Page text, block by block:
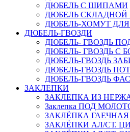
ДЮБЕЛЬ С ШИПАМИ
ДЮБЕЛЬ
ДЮБЕЛЬ-ХОМУТ
ДЮБЕЛЬ-ГВОЗДИ
ДЮБЕЛЬ- ГВОЗДЬ
ДЮБЕЛЬ- ГВОЗДЬ С
ДЮБЕЛЬ-ГВОЗДЬ
ДЮБЕЛЬ-ГВОЗДЬ
ДЮБЕЛЬ-ГВОЗДЬ
ЗАКЛЕПКИ
ЗАКЛЕПКА ИЗ
Заклепка ПОД
ЗАКЛЁПКА ГАЕЧНАЯ
ЗАКЛЁПКИ АЛ/СТ.